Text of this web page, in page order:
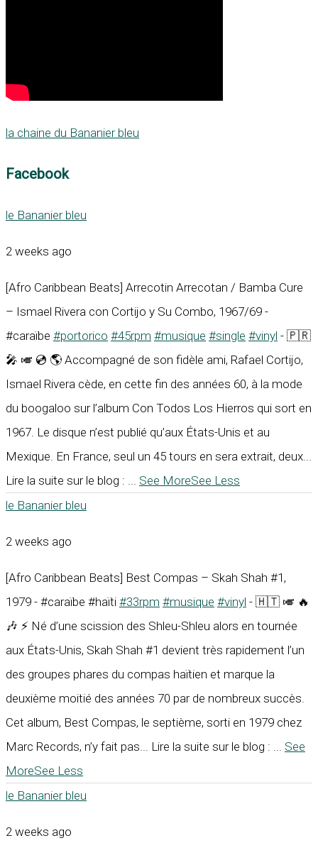
la chaine du Bananier bleu
Facebook
le Bananier bleu
2 weeks ago
[Afro Caribbean Beats] Arrecotin Arrecotan / Bamba Cure
– Ismael Rivera con Cortijo y Su Combo, 1967/69 -
#caraïbe #portorico #45rpm #musique #single #vinyl - 🇵🇷
🎤 🎺 💿 🌎 Accompagné de son fidèle ami, Rafael Cortijo,
Ismael Rivera cède, en cette fin des années 60, à la mode
du boogaloo sur l’album Con Todos Los Hierros qui sort en
1967. Le disque n’est publié qu’aux États-Unis et au
Mexique. En France, seul un 45 tours en sera extrait, deux...
Lire la suite sur le blog : ... See MoreSee Less
le Bananier bleu
2 weeks ago
[Afro Caribbean Beats] Best Compas – Skah Shah #1,
1979 - #caraïbe #haïti #33rpm #musique #vinyl - 🇭🇹 🎺 🔥
🎶 ⚡ Né d’une scission des Shleu-Shleu alors en tournée
aux États-Unis, Skah Shah #1 devient très rapidement l’un
des groupes phares du compas haïtien et marque la
deuxième moitié des années 70 par de nombreux succès.
Cet album, Best Compas, le septième, sorti en 1979 chez
Marc Records, n’y fait pas... Lire la suite sur le blog : ... See
MoreSee Less
le Bananier bleu
2 weeks ago